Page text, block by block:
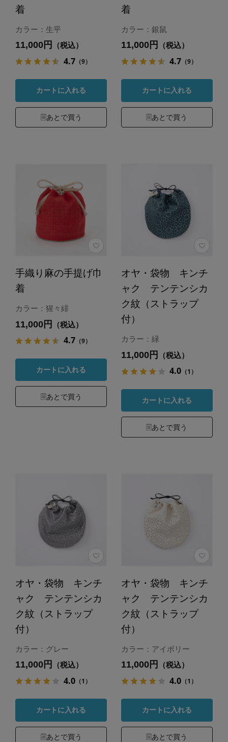
着
カラー：生平
11,000円 （税込）
4.7（9）
カートに入れる
あとで買う
着
カラー：銀鼠
11,000円 （税込）
4.7（9）
カートに入れる
あとで買う
手織り麻の手提げ巾
着
カラー：猩々緋
11,000円 （税込）
4.7（9）
カートに入れる
あとで買う
オヤ・袋物 キンチ
ャク テンテンシカ
ク紋（ストラップ
付）
カラー：緑
11,000円 （税込）
4.0（1）
カートに入れる
あとで買う
オヤ・袋物 キンチ
ャク テンテンシカ
ク紋（ストラップ
付）
カラー：グレー
11,000円 （税込）
4.0（1）
カートに入れる
あとで買う
オヤ・袋物 キンチ
ャク テンテンシカ
ク紋（ストラップ
付）
カラー：アイボリー
11,000円 （税込）
4.0（1）
カートに入れる
あとで買う